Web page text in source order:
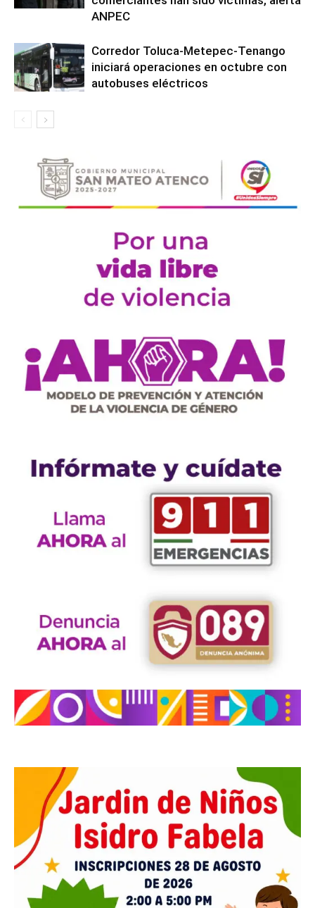
ANPEC
Corredor Toluca-Metepec-Tenango
iniciará operaciones en octubre con
autobuses eléctricos